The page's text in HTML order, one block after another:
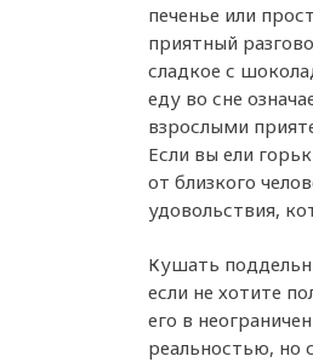
печенье или
приятный
сладкое с
еду во сне
взрослыми
Если вы ели
от близкого
удовольствия,
Кушать
если не хотите
его в
реальностью, но